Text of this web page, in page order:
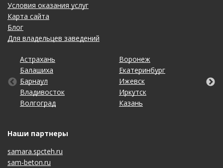
Условия оказания услуг
Карта сайта
Блог
Для владельцев заведений
Астрахань
Балашиха
Барнаул
Владивосток
Волгоград
Воронеж
Екатеринбург
Ижевск
Иркутск
Казань
Калининград
Кемерово
Киров
Краснодар
Красноярск
Липецк
Махачкала
Москва
Набережные Челны
Нижний Новгород
Новосибирск
Омск
Оренбург
Пенза
Пермь
Ростов-на-Дону
Рязань
Санкт-Петербург
Саратов
Ставрополь
Тольятти
Томск
Тула
Тюмень
Ульяновск
Уфа
Хабаровск
Чебоксары
Челябинск
Ярославль
Наши партнеры
samara.spcteh.ru
sam-beton.ru